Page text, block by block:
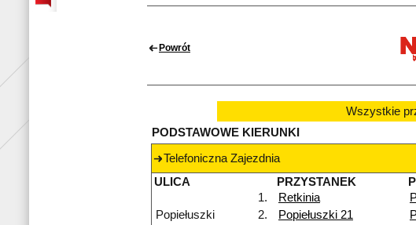
Powrót
Wszystkie
PODSTAWOWE KIERUNKI
Telefoniczna Zajezdnia
ULICA
PRZYSTANEK
1.
Retkinia
Popiełuszki
2. Popiełuszki 21